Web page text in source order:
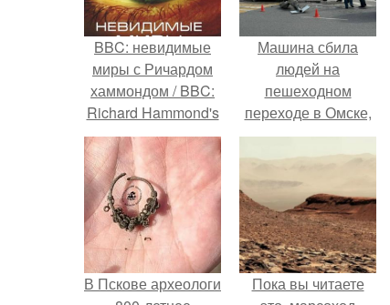
BBC: невидимые
миры с Ричардом
хаммондом / BBC:
Richard Hammond's
Invisible Worlds
(2010.
Машина сбила
людей на
пешеходном
переходе в Омске,
пострадали 8
человек.
В Пскове археологи
Пока вы читаете